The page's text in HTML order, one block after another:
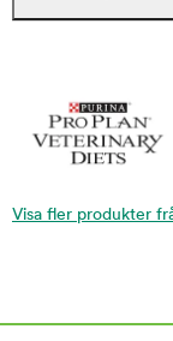
Visa fler produkter